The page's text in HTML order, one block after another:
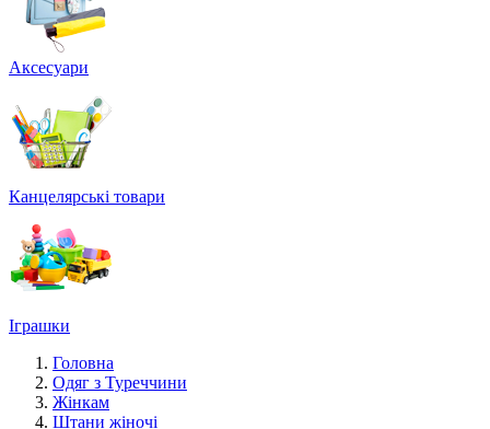
Аксесуари
Канцелярські товари
Іграшки
Головна
Одяг з Туреччини
Жінкам
Штани жіночі